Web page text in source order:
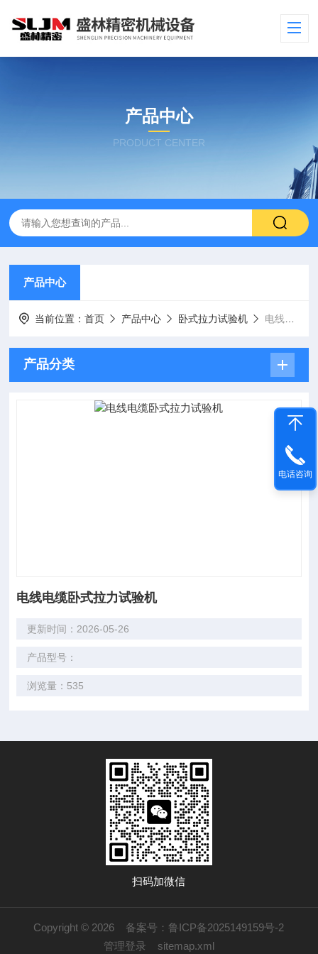
产品中心
PRODUCT CENTER
产品中心
当前位置：首页 产品中心 卧式拉力试验机 电线电缆卧式拉力试验机
产品分类
电线电缆卧式拉力试验机
更新时间：2026-05-26
产品型号：
浏览量：535
扫码加微信
Copyright © 2026 备案号：鲁ICP备2025149159号-2
管理登录
sitemap.xml
电话咨询